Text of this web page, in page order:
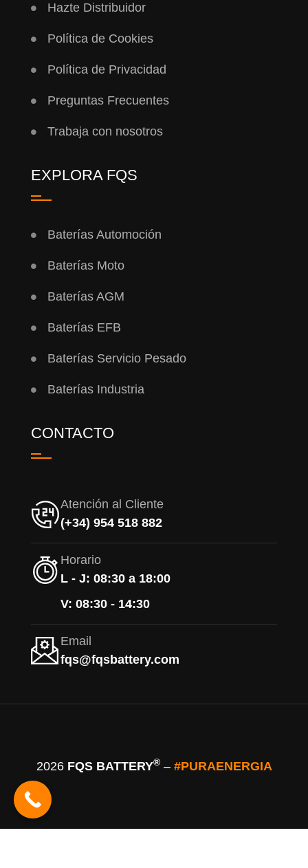
Hazte Distribuidor
Política de Cookies
Política de Privacidad
Preguntas Frecuentes
Trabaja con nosotros
EXPLORA FQS
Baterías Automoción
Baterías Moto
Baterías AGM
Baterías EFB
Baterías Servicio Pesado
Baterías Industria
CONTACTO
Atención al Cliente
(+34) 954 518 882
Horario
L - J: 08:30 a 18:00
V: 08:30 - 14:30
Email
fqs@fqsbattery.com
2026 FQS BATTERY®– #PURAENERGIA